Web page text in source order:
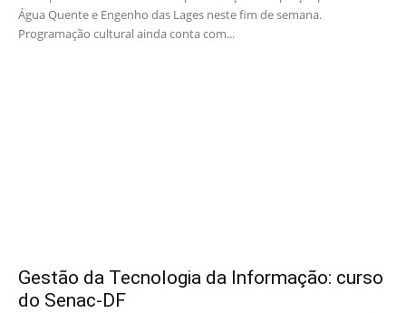
Água Quente e Engenho das Lages neste fim de semana.
Programação cultural ainda conta com...
Gestão da Tecnologia da Informação: curso
do Senac-DF